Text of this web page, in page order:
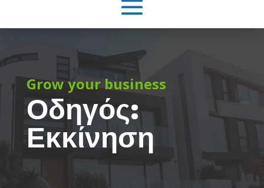
Grow your business
Οδηγός:
Εκκίνηση